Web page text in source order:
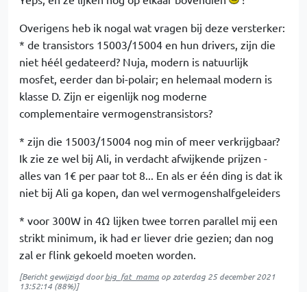
Overigens heb ik nogal wat vragen bij deze versterker:
* de transistors 15003/15004 en hun drivers, zijn die
niet héél gedateerd? Nuja, modern is natuurlijk
mosfet, eerder dan bi-polair; en helemaal modern is
klasse D. Zijn er eigenlijk nog moderne
complementaire vermogenstransistors?
* zijn die 15003/15004 nog min of meer verkrijgbaar?
Ik zie ze wel bij Ali, in verdacht afwijkende prijzen -
alles van 1€ per paar tot 8... En als er één ding is dat ik
niet bij Ali ga kopen, dan wel vermogenshalfgeleiders
* voor 300W in 4Ω lijken twee torren parallel mij een
strikt minimum, ik had er liever drie gezien; dan nog
zal er flink gekoeld moeten worden.
[Bericht gewijzigd doorbig_fat_mama op zaterdag 25 december 2021
13:52:14 (88%)]